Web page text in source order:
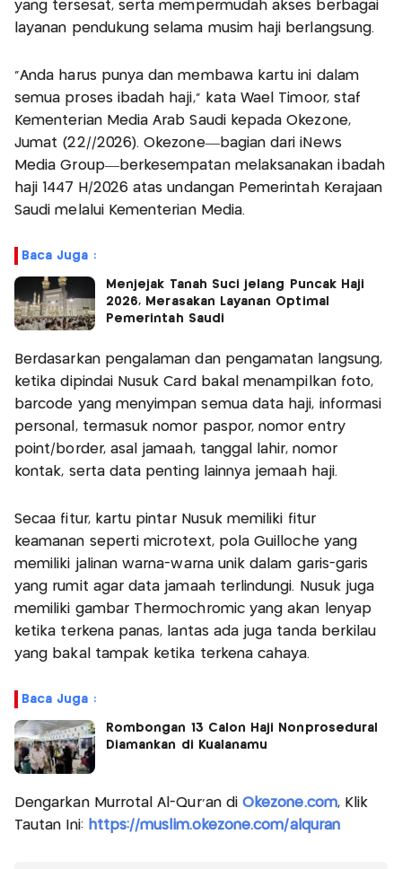
yang tersesat, serta mempermudah akses berbagai
layanan pendukung selama musim haji berlangsung.
“Anda harus punya dan membawa kartu ini dalam
semua proses ibadah haji,” kata Wael Timoor, staf
Kementerian Media Arab Saudi kepada Okezone,
Jumat (22//2026). Okezone—bagian dari iNews
Media Group—berkesempatan melaksanakan ibadah
haji 1447 H/2026 atas undangan Pemerintah Kerajaan
Saudi melalui Kementerian Media.
Baca Juga :
Menjejak Tanah Suci jelang Puncak Haji
2026, Merasakan Layanan Optimal
Pemerintah Saudi
Berdasarkan pengalaman dan pengamatan langsung,
ketika dipindai Nusuk Card bakal menampilkan foto,
barcode yang menyimpan semua data haji, informasi
personal, termasuk nomor paspor, nomor entry
point/border, asal jamaah, tanggal lahir, nomor
kontak, serta data penting lainnya jemaah haji.
Secaa fitur, kartu pintar Nusuk memiliki fitur
keamanan seperti microtext, pola Guilloche yang
memiliki jalinan warna-warna unik dalam garis-garis
yang rumit agar data jamaah terlindungi. Nusuk juga
memiliki gambar Thermochromic yang akan lenyap
ketika terkena panas, lantas ada juga tanda berkilau
yang bakal tampak ketika terkena cahaya.
Baca Juga :
Rombongan 13 Calon Haji Nonprosedural
Diamankan di Kualanamu
Dengarkan Murrotal Al-Qur'an diOkezone.com, Klik
Tautan Ini: https://muslim.okezone.com/alquran